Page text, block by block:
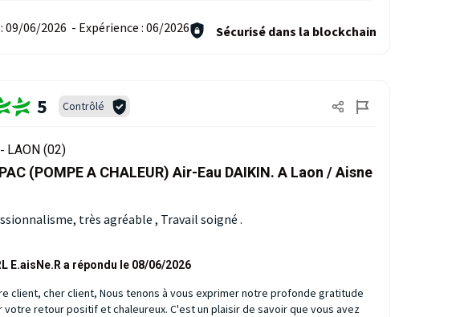
09/06/2026 - Expérience : 06/2026 Sécurisé dans la blockchain
5 Contrôlé
LAON (02)
(POMPE A CHALEUR) Air-Eau DAIKIN. A Laon / Aisne
très agréable , Travail soigné .
E.aisNe.R a répondu le 08/06/2026
client, cher client, Nous tenons à vous exprimer notre profonde gratitude
votre retour positif et chaleureux. C'est un plaisir de savoir que vous avez